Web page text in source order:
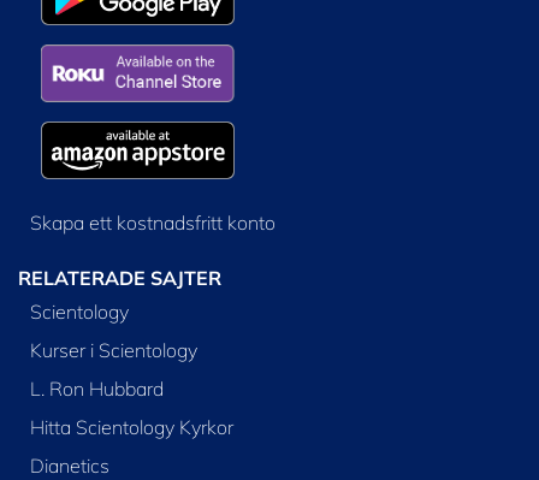
Skapa ett kostnadsfritt konto
RELATERADE SAJTER
Scientology
Kurser i Scientology
L. Ron Hubbard
Hitta Scientology Kyrkor
Dianetics